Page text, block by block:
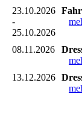
23.10.2026
-
25.10.2026
08.11.2026
13.12.2026